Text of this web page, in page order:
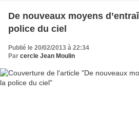
De nouveaux moyens
police du ciel
Publié le 20/02/2013 à 22:34
Par cercle Jean Moulin